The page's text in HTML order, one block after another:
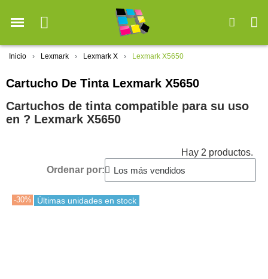
Inicio Lexmark Lexmark X Lexmark X5650
Cartucho De Tinta Lexmark X5650
Cartuchos de tinta compatible para su uso
en ?️ Lexmark X5650
Hay 2 productos.
Ordenar por:
-30% Últimas unidades en stock